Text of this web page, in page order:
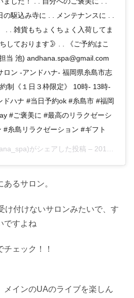
駆込み寺に . . メンテナンスに . .
. . 雑貨もちょくちょく入荷してま
しております🌛 . . 《ご予約はこ
当 池) andhana.spa@gmail.com
ロン -アンドハナ- 福岡県糸島市志
制《１日３枠限定》 10時- 13時-
ハナ #当日予約ok #糸島市 #福岡
#ご褒美に #最高のリラクゼーシ
#糸島リラクゼーション #ギフト
がシェアした投稿 – 2019年 7月月11日午前1時45分PDT
るサロン。
け付けないサロンみたいで、す
ですよね
ェック！！
メインのUAのライブを楽しん